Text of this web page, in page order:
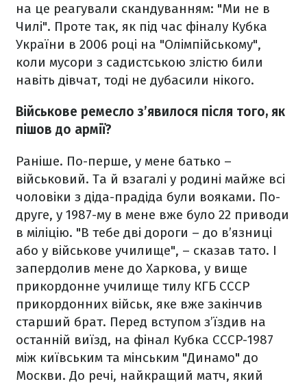
на це реагували скандуванням: "Ми не в
Чилі". Проте так, як під час фіналу Кубка
України в 2006 році на "Олімпійському",
коли мусори з садистською злістю били
навіть дівчат, тоді не дубасили нікого.
Військове ремесло з’явилося після того, як
пішов до армії?
Раніше. По-перше, у мене батько –
військовий. Та й взагалі у родині майже всі
чоловіки з діда-прадіда були вояками. По-
друге, у 1987-му в мене вже було 22 приводи
в міліцію. "В тебе дві дороги – до в’язниці
або у військове училище", – сказав тато. І
запердолив мене до Харкова, у вище
прикордонне училище тилу КГБ СССР
прикордонних військ, яке вже закінчив
старший брат. Перед вступом з’їздив на
останній виїзд, на фінал Кубка СССР-1987
між київським та мінським "Динамо" до
Москви. До речі, найкращий матч, який